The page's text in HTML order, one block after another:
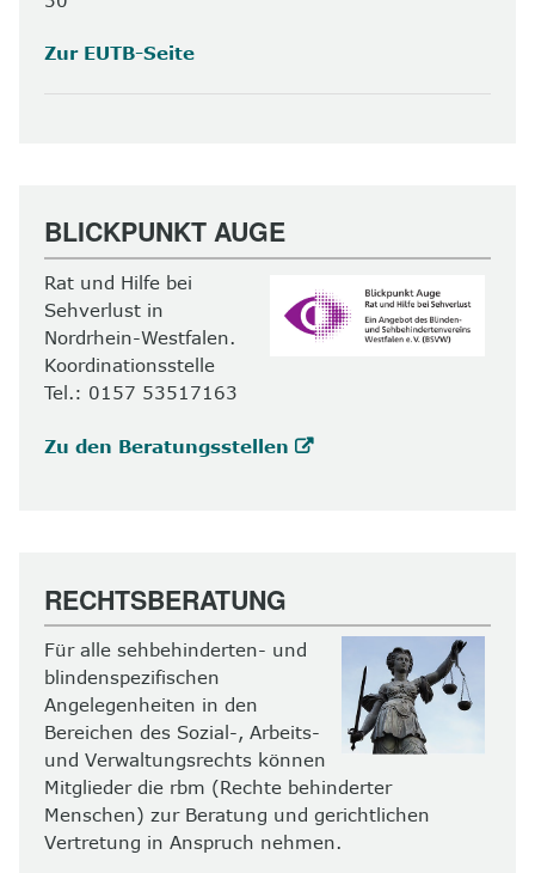
Zur EUTB-Seite
BLICKPUNKT AUGE
Rat und Hilfe bei
Sehverlust in
Nordrhein-Westfalen.
Koordinationsstelle
Tel.: 0157 53517163
Zu den Beratungsstellen
RECHTSBERATUNG
Für alle sehbehinderten- und
blindenspezifischen
Angelegenheiten in den
Bereichen des Sozial-, Arbeits-
und Verwaltungsrechts können
Mitglieder die rbm (Rechte behinderter
Menschen) zur Beratung und gerichtlichen
Vertretung in Anspruch nehmen.